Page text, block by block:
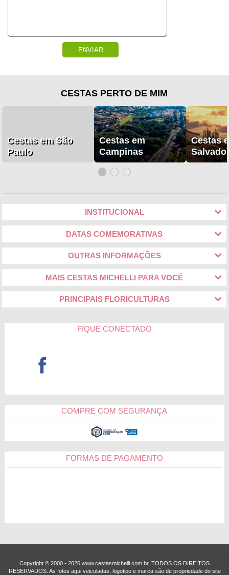
ENVIAR
CESTAS PERTO DE MIM
Cestas em São
Paulo
Cestas em
Campinas
Cestas
INSTITUCIONAL
DATAS COMEMORATIVAS
OUTRAS INFORMAÇÕES
MAIS CESTAS MICHELLI PARA VOCÊ
PRINCIPAIS FLORICULTURAS
FIQUE CONECTADO
COMPRE COM SEGURANÇA
FORMAS DE PAGAMENTO
Copyright © 2000 - ­2026 www.cestasmichelli.com.br, TODOS OS DIREITOS
RESERVADOS. As fotos aqui veiculadas, logotipo e marca são de propriedade do site